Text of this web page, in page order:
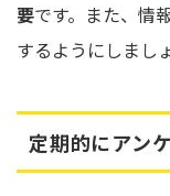
要です。また、情
するようにしまし
定期的にアン